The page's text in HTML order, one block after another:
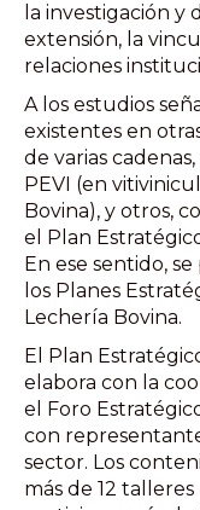
la investigación y
extensión, la
relaciones
A los estudios
existentes en
de varias
PEVI (en
Bovina), y otros,
el Plan
En ese sentido,
los Planes
Lechería Bovina.
El Plan
elabora con la
el Foro
con
sector. Los
más de 12